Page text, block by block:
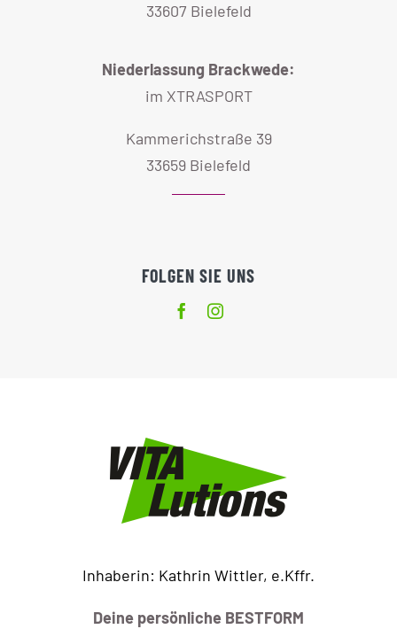
33607 Bielefeld
Niederlassung Brackwede:
im XTRASPORT
Kammerichstraße 39
33659 Bielefeld
FOLGEN SIE UNS
Inhaberin: Kathrin Wittler, e.Kffr.
Deine persönliche BESTFORM